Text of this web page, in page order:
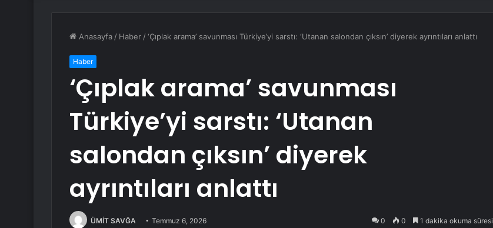
Anasayfa / Haber /‘Çıplak arama’ savunması Türkiye’yi sarstı: ‘Utanan salondan çıksın’ diyerek ayrıntıları anlattı
Haber
‘Çıplak arama’ savunması
Türkiye’yi sarstı: ‘Utanan
salondan çıksın’ diyerek
ayrıntıları anlattı
ÜMİT SAVĞA Temmuz 6, 2026 0 0 1 dakika okuma süresi